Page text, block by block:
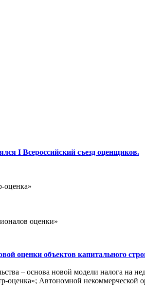
I Всероссийский съезд оценщиков.
оценка»
оценки»
оценки объектов капитального
– основа новой модели налога на
оценка»; Автономной некоммерческой